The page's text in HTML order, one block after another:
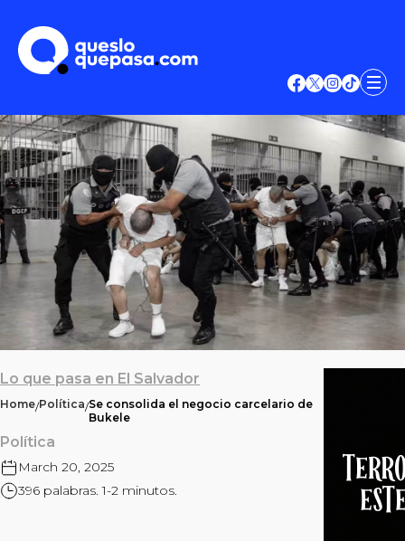
Lo que pasa en El Salvador
Home/Política/Se consolida el negocio carcelario de
Bukele
Política
March 20, 2025
396 palabras. 1-2 minutos.